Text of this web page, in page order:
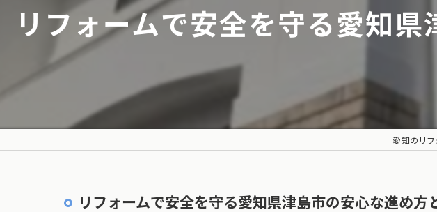
リフォームで安全を守る愛知
愛知のリ
リフォームで安全を守る愛知県津島市の安心な進め方